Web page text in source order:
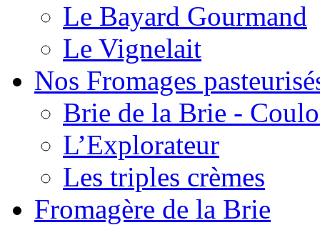
Le Bayard Gourmand
Le Vignelait
Nos Fromages
Brie de la Brie -
L’Explorateur
Les triples crèmes
Fromagère de la Brie